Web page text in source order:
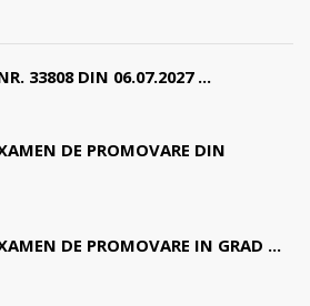
33808 DIN 06.07.2027 ...
DE PROMOVARE DIN
DE PROMOVARE IN GRAD ...